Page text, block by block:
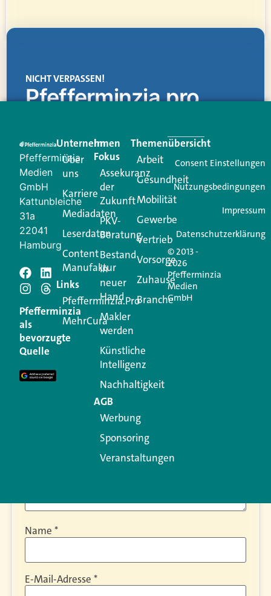
NICHT VERPASSEN!
Pfefferminzia.pro
Creator für Ihre Kundenkommunikation. Alles, was
Ihren Vertriebsalltag leichter macht. Mit nur einem
Login.
Jetzt anmelden
Schreiben Sie einen
Kommentar
Ihre E-Mail-Adresse wird nicht veröffentlicht.
Erforderliche Felder sind mit
Kommentar
Name *
E-Mail-Adresse *
Pfefferminzia
Medien
GmbH
Kattunbleiche
31a
22041
Hamburg
Pfefferminzia
als
bevorzugte
Quelle
Unternehmen
Über
uns
Karriere
Mediadaten
Leserdaten
Content
Manufaktur
Links
Pfefferminzia.Pro
MehrCura
Im
Fokus
Assekuranz
der
Zukunft
PKV-
Beratung
Bestand
in
neuer
Hand
Makler
werden
Künstliche
Intelligenz
Nachhaltigkeit
AGB
Werbung
Sponsoring
Veranstaltungen
Themenübersicht
Arbeit
Gesundheit
Mobilität
Gewerbe
Vertrieb
Vorsorge
Zuhause
Branche
© 2013 -
2026
Pfefferminzia
Medien
GmbH
Consent Einstellungen
Nutzungsbedingungen
Impressum
Datenschutzerklärung